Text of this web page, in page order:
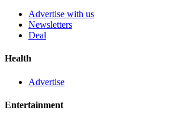
Advertise with us
Newsletters
Deal
Health
Advertise
Entertainment